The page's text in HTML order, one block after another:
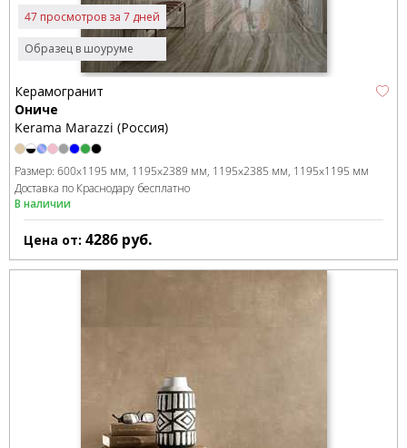
Образец в шоуруме
47 просмотров за 7 дней
Керамогранит
Ониче
Kerama Marazzi (Россия)
Размер: 600x1195 мм 1195x2389 мм 1195x2385 мм 1195x1195 мм
Доставка по Краснодару бесплатно
В наличии
Цена от: 4286 руб.